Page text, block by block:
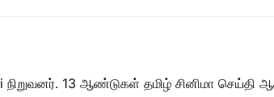
13 ஆண்டுகள் தமிழ் சினிமா செய்தி